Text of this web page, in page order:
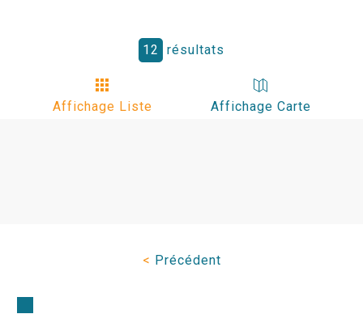
12 résultats
Affichage Liste Affichage Carte
< Précédent